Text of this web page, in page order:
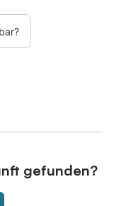
gefunden?